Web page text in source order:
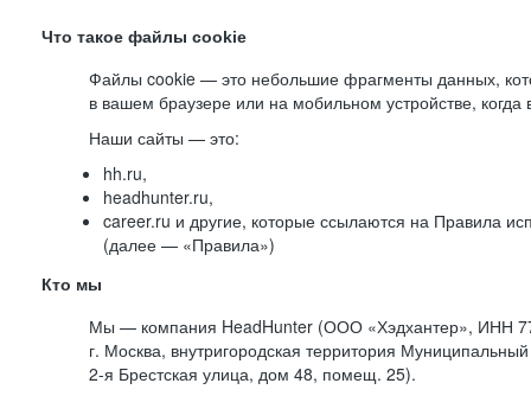
Что такое файлы cookie
Файлы cookie — это небольшие фрагменты данных,
в вашем браузере или на мобильном устройстве,
Наши сайты — это:
hh.ru,
headhunter.ru,
career.ru и другие, которые ссылаются на Правила
(далее — «Правила»)
Кто мы
Мы — компания HeadHunter (ООО «Хэдхантер», ИНН
г. Москва, внутригородская территория Муниципальный
2-я Брестская улица, дом 48, помещ. 25).